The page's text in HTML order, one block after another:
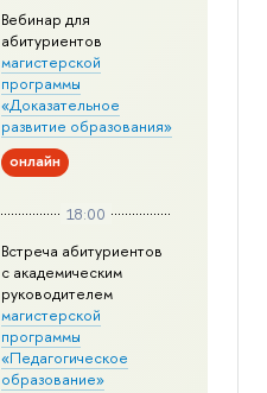
Вебинар для
абитуриентов
магистерской
программы
«Доказательное
развитие образования»
онлайн
18:00
Встреча абитуриентов
с академическим
руководителем
магистерской
программы
«Педагогическое
образование»